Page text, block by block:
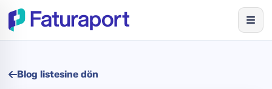
Blog listesine dön